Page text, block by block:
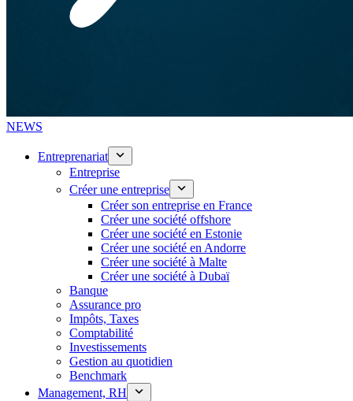
NEWS
Entreprenariat
Entreprise
Créer une entreprise
Créer son entreprise en France
Créer une société offshore
Créer une société en Estonie
Créer une société en Andorre
Créer une société à Malte
Créer une société à Dubaï
Banque
Assurance pro
Impôts, Taxes
Comptabilité
Investissements
Gestion au quotidien
Benchmark
Management, RH